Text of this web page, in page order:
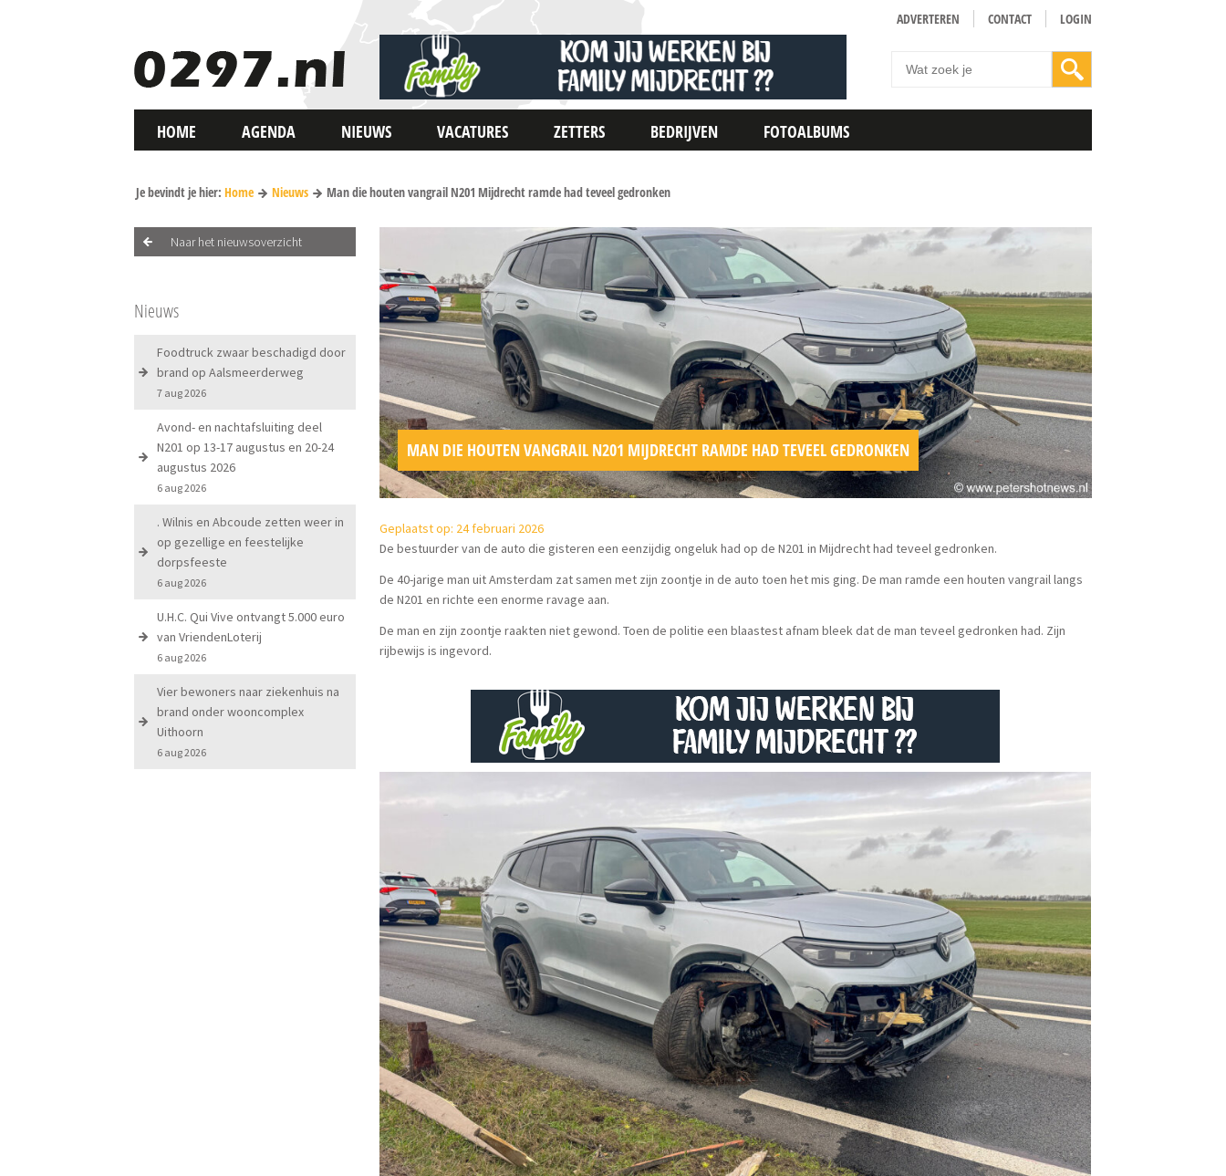
ADVERTEREN CONTACT LOGIN
HOME AGENDA NIEUWS VACATURES ZETTERS BEDRIJVEN FOTOALBUMS
Je bevindt je hier: Home Nieuws Man die houten vangrail N201 Mijdrecht ramde had teveel gedronken
Naar het nieuwsoverzicht
Nieuws
Foodtruck zwaar beschadigd door
brand op Aalsmeerderweg
7 aug 2026
Avond- en nachtafsluiting deel
N201 op 13-17 augustus en 20-24
augustus 2026
6 aug 2026
. Wilnis en Abcoude zetten weer in
op gezellige en feestelijke
dorpsfeeste
6 aug 2026
U.H.C. Qui Vive ontvangt 5.000 euro
van VriendenLoterij
6 aug 2026
Vier bewoners naar ziekenhuis na
brand onder wooncomplex
Uithoorn
6 aug 2026
MAN DIE HOUTEN VANGRAIL N201 MIJDRECHT RAMDE HAD TEVEEL GEDRONKEN
Geplaatst op: 24 februari 2026
De bestuurder van de auto die gisteren een eenzijdig ongeluk had op de N201 in Mijdrecht had teveel gedronken.
De 40-jarige man uit Amsterdam zat samen met zijn zoontje in de auto toen het mis ging. De man ramde een houten vangrail langs
de N201 en richte een enorme ravage aan.
De man en zijn zoontje raakten niet gewond. Toen de politie een blaastest afnam bleek dat de man teveel gedronken had. Zijn
rijbewijs is ingevord.